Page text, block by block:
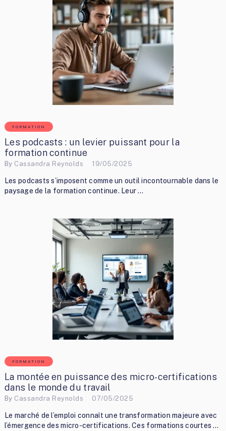
FORMATION
Les podcasts : un levier puissant pour la
formation continue
By Cassandra Reynolds 19/05/2025
Les podcasts s’imposent comme un outil incontournable dans le
paysage de la formation continue. Leur …
FORMATION
La montée en puissance des micro-certifications
dans le monde du travail
By Cassandra Reynolds 07/05/2025
Le marché de l’emploi connaît une transformation majeure avec
l’émergence des micro-certifications. Ces formations courtes …